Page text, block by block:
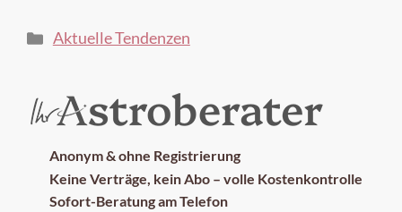
Kategorien
Aktuelle Tendenzen
Anonym & ohne Registrierung
Keine Verträge, kein Abo – volle Kostenkontrolle
Sofort-Beratung am Telefon